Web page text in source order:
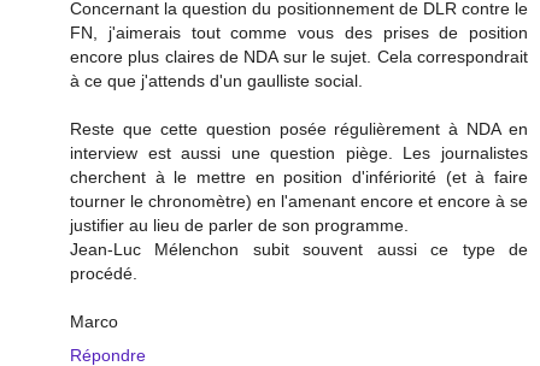
Concernant la question du positionnement de DLR contre le
FN, j'aimerais tout comme vous des prises de position
encore plus claires de NDA sur le sujet. Cela correspondrait
à ce que j'attends d'un gaulliste social.
Reste que cette question posée régulièrement à NDA en
interview est aussi une question piège. Les journalistes
cherchent à le mettre en position d'infériorité (et à faire
tourner le chronomètre) en l'amenant encore et encore à se
justifier au lieu de parler de son programme.
Jean-Luc Mélenchon subit souvent aussi ce type de
procédé.
Marco
Répondre